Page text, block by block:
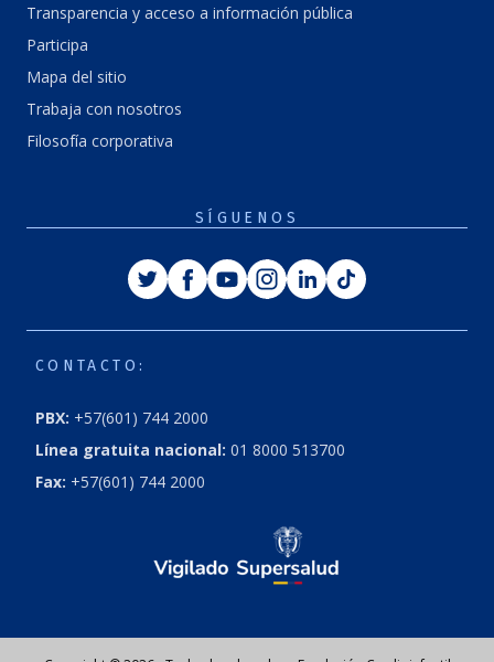
Transparencia y acceso a información pública
Participa
Mapa del sitio
Trabaja con nosotros
Filosofía corporativa
SÍGUENOS
CONTACTO:
PBX: +57(601) 744 2000
Línea gratuita nacional: 01 8000 513700
Fax: +57(601) 744 2000